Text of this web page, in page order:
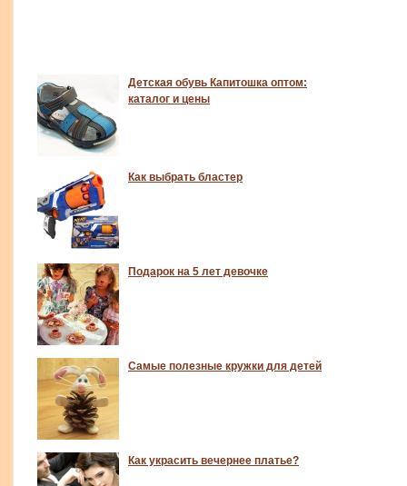
Детская обувь Капитошка оптом:
каталог и цены
Как выбрать бластер
Подарок на 5 лет девочке
Самые полезные кружки для детей
Как украсить вечернее платье?